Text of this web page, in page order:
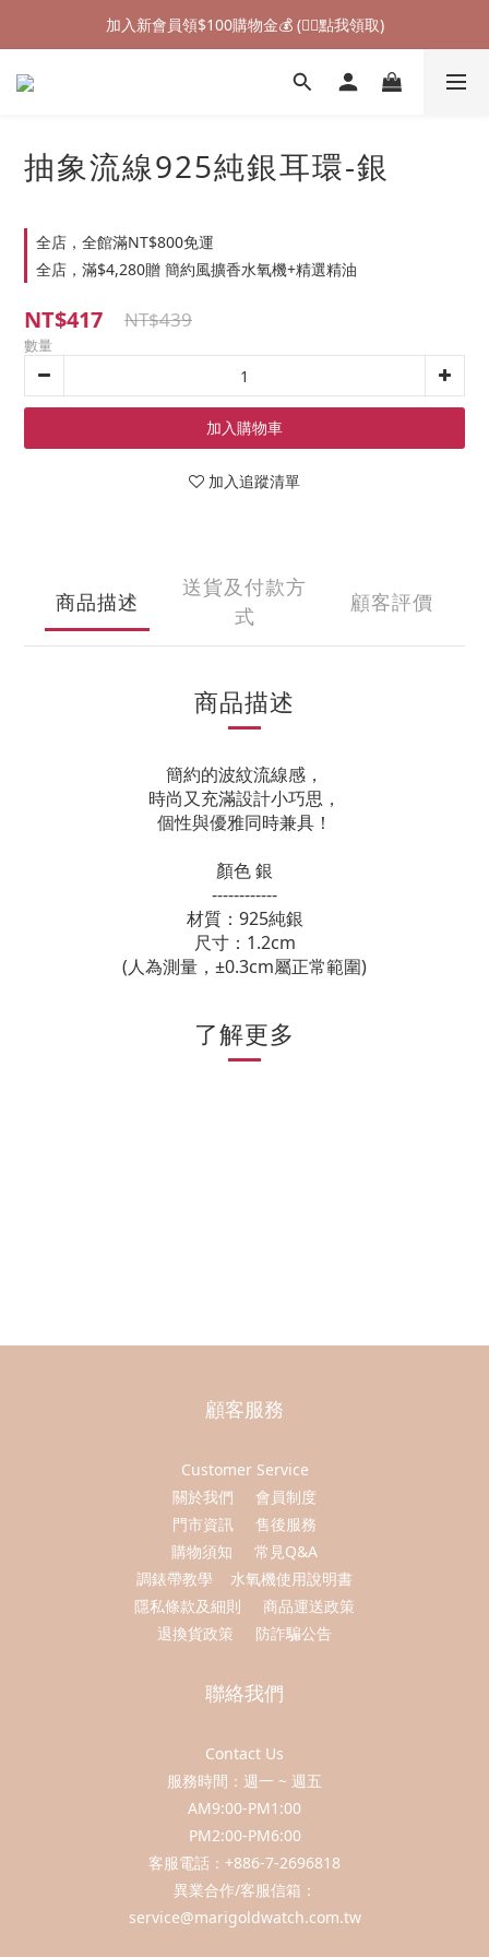
加入新會員領$100購物金💰 (👉🏻點我領取)
加入新會員領$100購物金💰 (👉🏻點我領取)
七夕情人節禮物❤85折起 (👉🏻點我探索)
抽象流線925純銀耳環-銀
全店，全館滿NT$800免運
全店，滿$4,280贈 簡約風擴香水氧機+精選精油
NT$417 NT$439
數量
加入購物車
加入追蹤清單
商品描述
送貨及付款方
式
顧客評價
商品描述
簡約的波紋流線感，
時尚又充滿設計小巧思，
個性與優雅同時兼具！
顏色 銀
------------
材質：925純銀
尺寸：1.2cm
(人為測量，±0.3cm屬正常範圍)
了解更多
顧客服務
Customer Service
關於我們
會員制度
門市資訊
售後服務
購物須知
常見Q&A
調錶帶教學
水氧機使用說明書
隱私條款及細則
商品運送政策
退換貨政策
防詐騙公告
聯絡我們
Contact Us
服務時間：週一 ~ 週五
AM9:00-PM1:00
PM2:00-PM6:00
客服電話：+886-7-2696818
異業合作/客服信箱：
service@marigoldwatch.com.tw